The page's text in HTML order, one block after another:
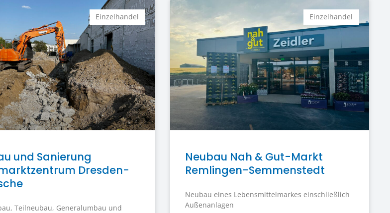
Einzelhandel
und Sanierung
Dresden-
Teilneubau, Generalumbau und
Einzelhandel
Neubau Nah & Gut-Markt
Remlingen-Semmenstedt
Neubau eines Lebensmittelmarkes einschließlich
Außenanlagen